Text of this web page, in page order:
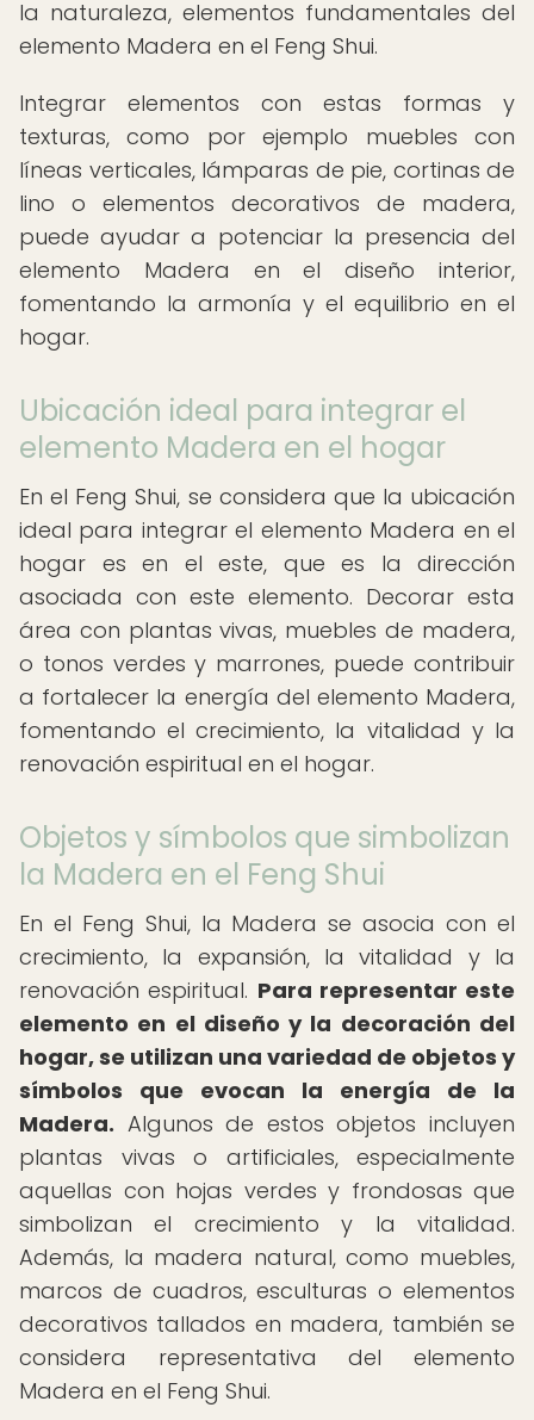
la naturaleza, elementos fundamentales del
elemento Madera en el Feng Shui.
Integrar elementos con estas formas y
texturas, como por ejemplo muebles con
líneas verticales, lámparas de pie, cortinas de
lino o elementos decorativos de madera,
puede ayudar a potenciar la presencia del
elemento Madera en el diseño interior,
fomentando la armonía y el equilibrio en el
hogar.
Ubicación ideal para integrar el
elemento Madera en el hogar
En el Feng Shui, se considera que la ubicación
ideal para integrar el elemento Madera en el
hogar es en el este, que es la dirección
asociada con este elemento. Decorar esta
área con plantas vivas, muebles de madera,
o tonos verdes y marrones, puede contribuir
a fortalecer la energía del elemento Madera,
fomentando el crecimiento, la vitalidad y la
renovación espiritual en el hogar.
Objetos y símbolos que simbolizan
la Madera en el Feng Shui
En el Feng Shui, la Madera se asocia con el
crecimiento, la expansión, la vitalidad y la
renovación espiritual. Para representar este
elemento en el diseño y la decoración del
hogar, se utilizan una variedad de objetos y
símbolos que evocan la energía de la
Madera. Algunos de estos objetos incluyen
plantas vivas o artificiales, especialmente
aquellas con hojas verdes y frondosas que
simbolizan el crecimiento y la vitalidad.
Además, la madera natural, como muebles,
marcos de cuadros, esculturas o elementos
decorativos tallados en madera, también se
considera representativa del elemento
Madera en el Feng Shui.